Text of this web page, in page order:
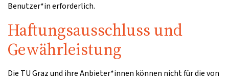
Benutzer*in erforderlich.
Haftungsausschluss und
Gewährleistung
Die TU Graz und ihre Anbieter*innen können nicht für die von